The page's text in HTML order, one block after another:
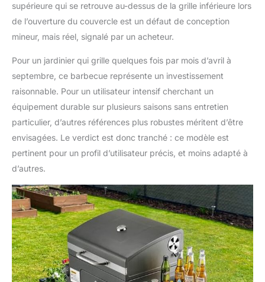
supérieure qui se retrouve au-dessus de la grille inférieure lors
de l’ouverture du couvercle est un défaut de conception
mineur, mais réel, signalé par un acheteur.
Pour un jardinier qui grille quelques fois par mois d’avril à
septembre, ce barbecue représente un investissement
raisonnable. Pour un utilisateur intensif cherchant un
équipement durable sur plusieurs saisons sans entretien
particulier, d’autres références plus robustes méritent d’être
envisagées. Le verdict est donc tranché : ce modèle est
pertinent pour un profil d’utilisateur précis, et moins adapté à
d’autres.